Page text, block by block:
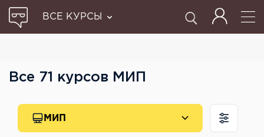
ВСЕ КУРСЫ
Все 71 курсов МИП
МИП